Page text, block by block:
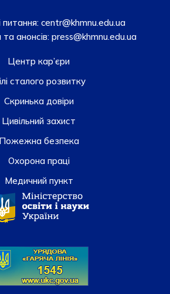
питання: centr@khmnu.edu.ua
анонсів:press@khmnu.edu.ua
Центр кар’єри
сталого розвитку
Скринька довiри
Цивільний захист
Пожежна безпека
Охорона праці
Медичний пункт